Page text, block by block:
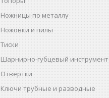
Ножницы по металлу
Ножовки и пилы
Тиски
Шарнирно-губцевый инструмент
Отвертки
Ключи трубные и разводные